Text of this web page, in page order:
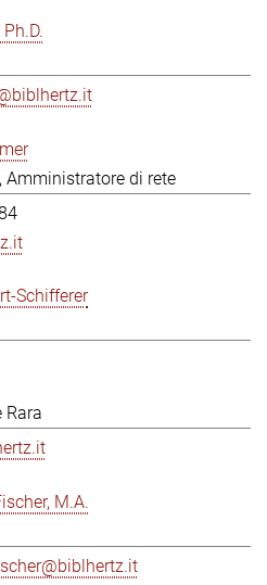
di rete
Schifferer
Rara
M.A.